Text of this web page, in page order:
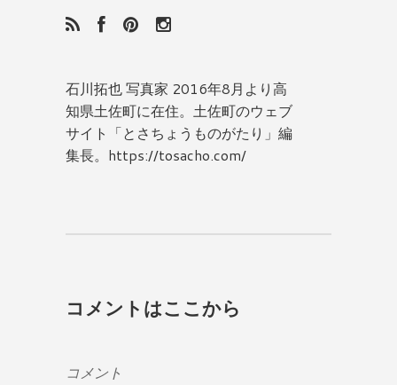
石川拓也 写真家 2016年8月より高
知県土佐町に在住。土佐町のウェブ
サイト「とさちょうものがたり」編
集長。https://tosacho.com/
コメントはここから